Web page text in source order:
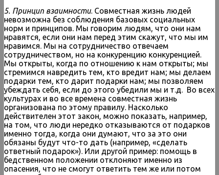
5. Принцип взаимности. Совместная жизнь людей
невозможна без соблюдения базовых социальных
норм и принципов. Мы говорим людям, что они нам
нравятся, если они нам перед этим скажут, что мы им
нравимся. Мы на сотрудничество отвечаем
сотрудничеством, но на конкуренцию конкуренцией.
Мы открыты, когда по отношению к нам открыты; мы
стремимся навредить тем, кто вредит нам; мы делаем
подарки тем, кто дарит подарки нам; мы позволяем
убеждать себя, если до этого убедили мы и т.д. Во всех
культурах и во все времена совместная жизнь
организована по этому правилу. Насколько
действителен этот закон, можно показать, например,
на том, что люди нередко отказываются от подарков
именно тогда, когда они думают, что за это они
обязаны будут что-то дать (например, «сделать
ответный подарок»). Или другой пример: помощь в
бедственном положении отклоняют именно из
опасения, что не смогут ответить тем же или потом